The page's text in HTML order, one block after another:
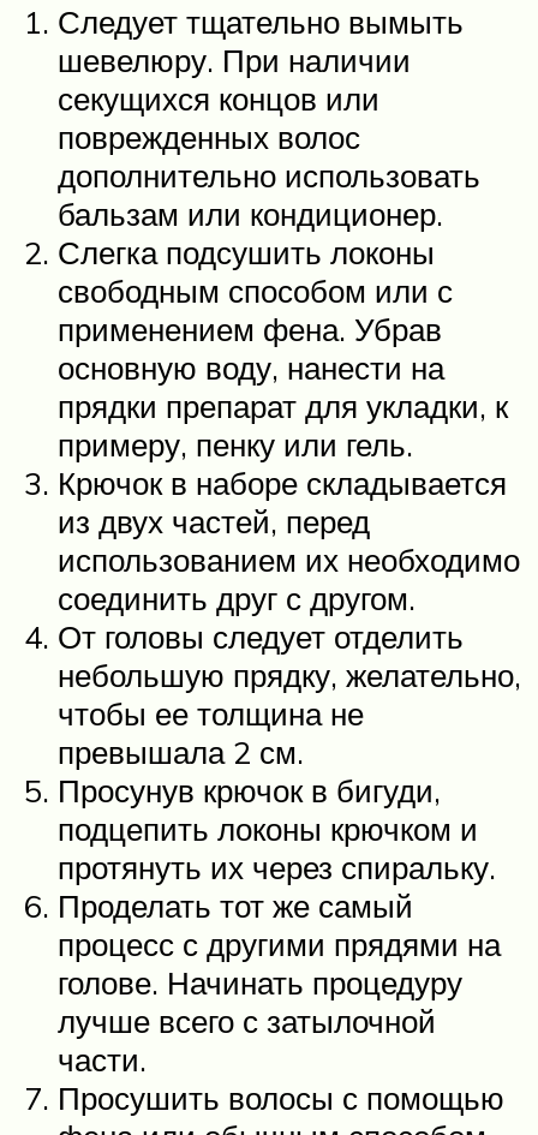
Следует тщательно вымыть
шевелюру. При наличии
секущихся концов или
поврежденных волос
дополнительно использовать
бальзам или кондиционер.
Слегка подсушить локоны
свободным способом или с
применением фена. Убрав
основную воду, нанести на
прядки препарат для укладки, к
примеру, пенку или гель.
Крючок в наборе складывается
из двух частей, перед
использованием их необходимо
соединить друг с другом.
От головы следует отделить
небольшую прядку, желательно,
чтобы ее толщина не
превышала 2 см.
Просунув крючок в бигуди,
подцепить локоны крючком и
протянуть их через спиральку.
Проделать тот же самый
процесс с другими прядями на
голове. Начинать процедуру
лучше всего с затылочной
части.
Просушить волосы с помощью